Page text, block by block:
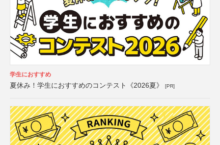
学生におすすめ
夏休み！学生におすすめのコンテスト《2026夏》 [PR]